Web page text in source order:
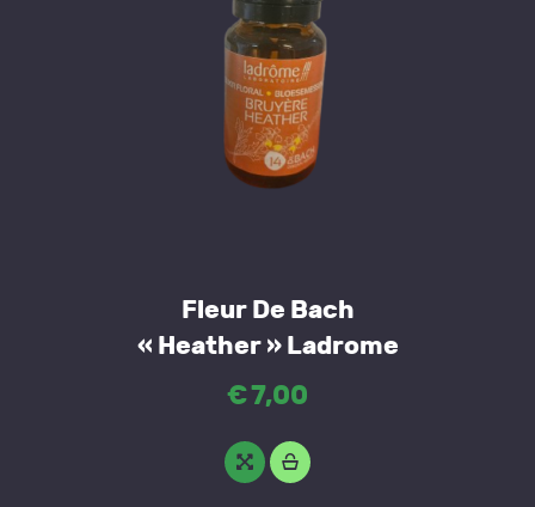
Fleur De Bach
« Heather » Ladrome
€7,00